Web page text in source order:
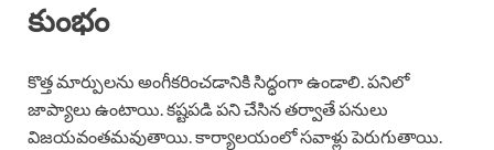
కుంభం
కొత్త మార్పులను అంగీకరించడానికి సిద్ధంగా ఉండాలి. పనిలో
జాప్యాలు ఉంటాయి. కష్టపడి పని చేసిన తర్వాతే పనులు
విజయవంతమవుతాయి. కార్యాలయంలో సవాళ్లు పెరుగుతాయి.